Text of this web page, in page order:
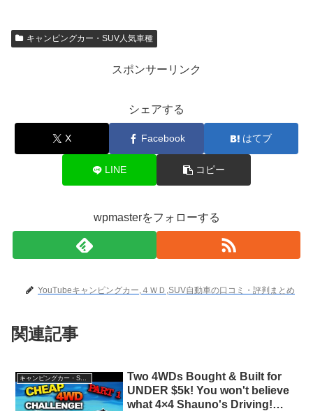
キャンピングカー・SUV人気車種
スポンサーリンク
シェアする
X Facebook はてブ
LINE コピー
wpmasterをフォローする
YouTubeキャンピングカー,４ＷＤ,SUV自動車の口コミ・評判まとめ
関連記事
キャンピングカー・SUV人気車種
Two 4WDs Bought & Built for
UNDER $5k! You won't believe
what 4×4 Shauno's Driving!